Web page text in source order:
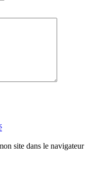
site dans le navigateur